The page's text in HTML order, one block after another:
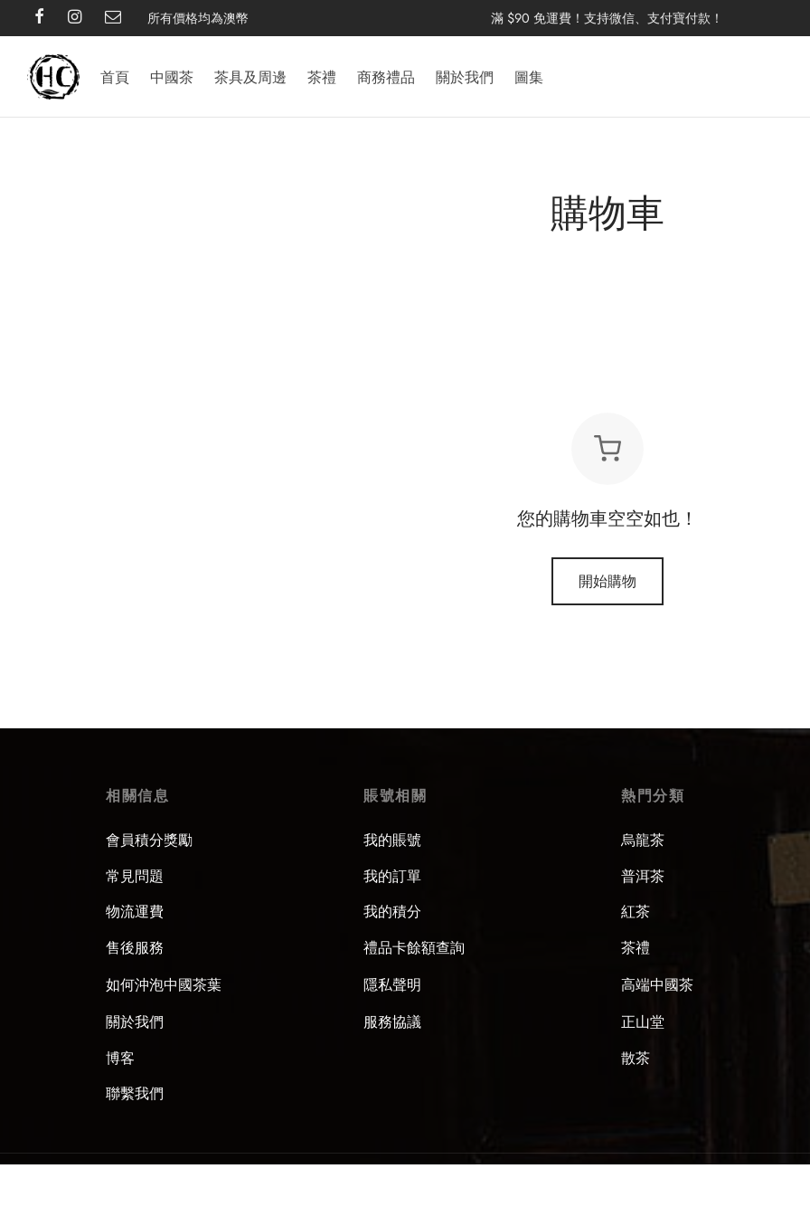
所有價格均為澳幣 滿 $90 免運費！支持微信、支付寶付款！
首頁 中國茶 茶具及周邊 茶禮 商務禮品 關於我們 圖集
購物車
您的購物車空空如也！
開始購物
相關信息
會員積分獎勵
常見問題
物流運費
售後服務
如何沖泡中國茶葉
關於我們
博客
聯繫我們
賬號相關
我的賬號
我的訂單
我的積分
禮品卡餘額查詢
隱私聲明
服務協議
熱門分類
烏龍茶
普洱茶
紅茶
茶禮
高端中國茶
正山堂
散茶